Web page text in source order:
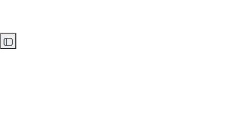
Kursindex öffnen